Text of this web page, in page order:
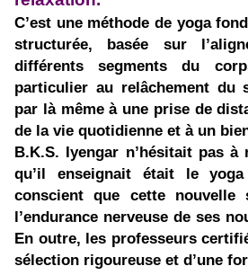
C’est une méthode de yoga
structurée, basée sur
différents segments du
particulier au relâchement du
par là même à une prise de
de la vie quotidienne et à un
B.K.S. Iyengar n’hésitait pas à
qu’il enseignait était le
conscient que cette nouvelle
l’endurance nerveuse de ses
En outre, les professeurs
sélection rigoureuse et d’une